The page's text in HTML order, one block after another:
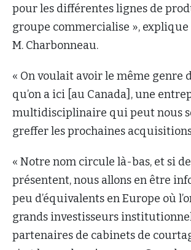
pour les différentes lignes de
groupe commercialise », explique
M. Charbonneau.
« On voulait avoir le même genre
qu’on a ici [au Canada], une
multidisciplinaire qui peut nous
greffer les prochaines
« Notre nom circule là-bas, et si
présentent, nous allons en être
peu d’équivalents en Europe où
grands investisseurs
partenaires de cabinets de